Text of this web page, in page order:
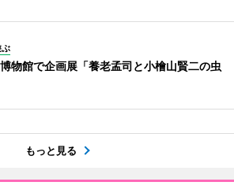
ぶ
物館で企画展「養老孟司と小檜山賢二の虫
もっと見る